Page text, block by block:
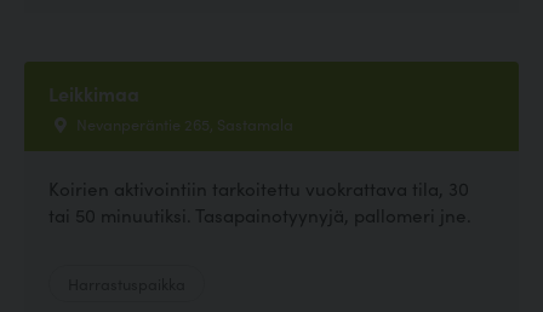
Leikkimaa
Nevanperäntie 265, Sastamala
Koirien aktivointiin tarkoitettu vuokrattava tila, 30
tai 50 minuutiksi. Tasapainotyynyjä, pallomeri jne.